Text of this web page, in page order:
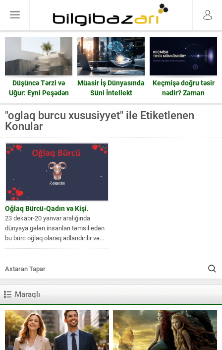
Düşüncə Tərzi və
Uğur: Eyni Peşədən
Fərqli Nəticələrə
Gedən Yol
Müasir İş Dünyasında
Süni İntellekt
Keçmişə doğru təsir
nədir? Zaman
həqiqətən geri işləyə
bilərmi?
"oglaq burcu xususiyyet" ile Etiketlenen
Konular
Oğlaq Bürcü-Qadın və Kişi.
23 dekabr-20 yanvar aralığında
dünyaya gələn insanları təmsil edən
bu bürc oğlaq olaraq adlandırılır və...
Maraqlı